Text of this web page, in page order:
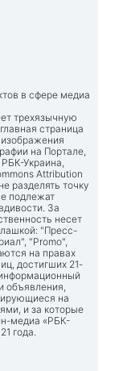
в сфере медиа
трехязычную
страница
на Портале,
Украина,
Attribution
разделять точку
подлежат
За
несет
"Пресс-
"Promo",
на правах
достигших 21-
объявления,
на
и за которые
медиа «РБК-
года.